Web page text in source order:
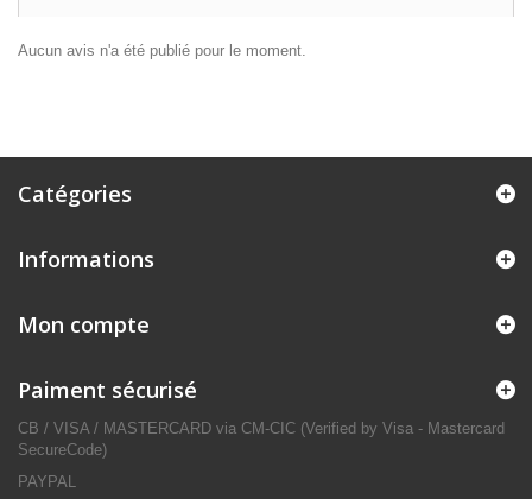
Aucun avis n'a été publié pour le moment.
Catégories
Informations
Mon compte
Paiment sécurisé
CB / VISA / MASTERCARD via CM-CIC (Verified by Visa - Mastercard
SecureCode)
PAYPAL